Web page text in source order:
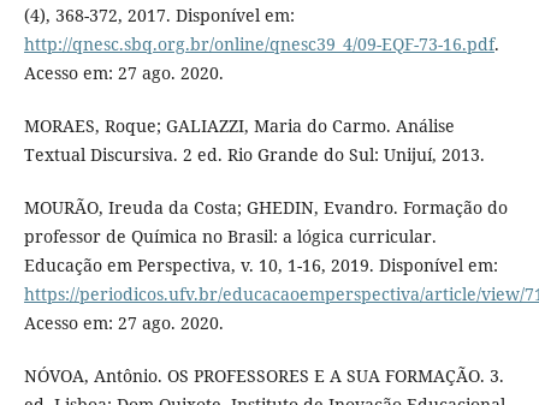
(4), 368-372, 2017. Disponível em:
http://qnesc.sbq.org.br/online/qnesc39_4/09-EQF-73-16.pdf.
Acesso em: 27 ago. 2020.
MORAES, Roque; GALIAZZI, Maria do Carmo. Análise
Textual Discursiva. 2 ed. Rio Grande do Sul: Unijuí, 2013.
MOURÃO, Ireuda da Costa; GHEDIN, Evandro. Formação do
professor de Química no Brasil: a lógica curricular.
Educação em Perspectiva, v. 10, 1-16, 2019. Disponível em:
https://periodicos.ufv.br/educacaoemperspectiva/article/view/
Acesso em: 27 ago. 2020.
NÓVOA, Antônio. OS PROFESSORES E A SUA FORMAÇÃO. 3.